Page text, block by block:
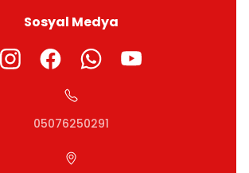
Sosyal Medya
05076250291